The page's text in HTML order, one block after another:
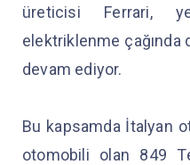
üreticisi Ferrari,
elektriklenme çağında
devam ediyor.
Bu kapsamda İtalyan
otomobili olan 849